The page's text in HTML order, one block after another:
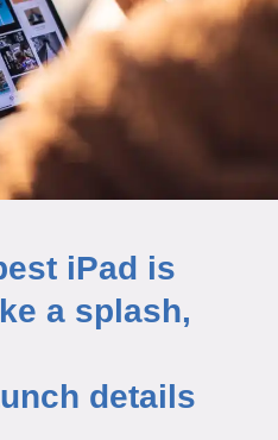
iPad is
a splash,
details